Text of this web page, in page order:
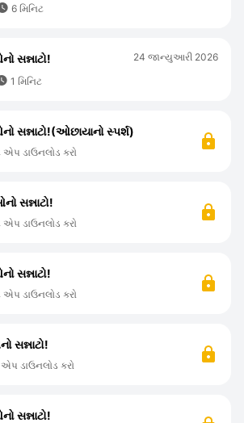
6 મિનિટ
સન્નાટો!
1 મિનિટ
24 જાન્યુઆરી 2026
સન્નાટો!(ઓછાયાનો સ્પર્શ)
એપ ડાઉનલોડ કરો
સન્નાટો!
એપ ડાઉનલોડ કરો
સન્નાટો!
એપ ડાઉનલોડ કરો
સન્નાટો!
ડાઉનલોડ કરો
સન્નાટો!